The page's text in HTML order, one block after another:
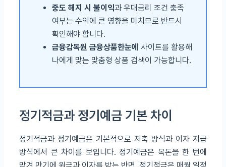
중도 해지 시 불이익과 우대금리 조건 충족
여부는 수익에 큰 영향을 미치므로 반드시
확인해야 합니다.
금융감독원 금융상품한눈에 사이트를 활용해
나에게 맞는 맞춤형 상품 검색이 가능합니다.
정기적금과 정기예금 기본 차이
정기적금과 정기예금은 기본적으로 저축 방식과 이자 지급
방식에서 큰 차이를 보입니다. 정기예금은 목돈을 한 번에